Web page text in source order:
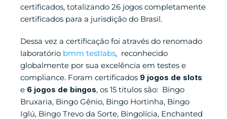
certificados, totalizando 26 jogos completamente
certificados para a jurisdição do Brasil.
Dessa vez a certificação foi através do renomado
laboratório bmm testlabs,  reconhecido
globalmente por sua excelência em testes e
compliance. Foram certificados 9 jogos de slots
e 6 jogos de bingos, os 15 titulos são:  Bingo
Bruxaria, Bingo Gênio, Bingo Hortinha, Bingo
Iglú, Bingo Trevo da Sorte, Bingolícia, Enchanted